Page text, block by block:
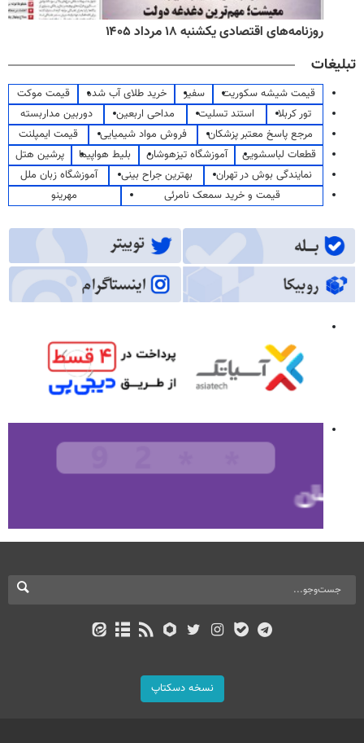
روزنامه‌های اقتصادی یکشنبه ۱۸ مرداد ۱۴۰۵
تبلیغات
قیمت شیشه سکوریت سفیر خرید طلای آب شده
قیمت موکت
تور کربلا
استند تسلیت مداحی اربعین
دوربین مداربسته
مرجع پاسخ معتبر پزشکان
فروش مواد شیمیایی
قیمت ایمپلنت
قطعات لباسشویی
آموزشگاه تیزهوشان بلیط هواپیما
پرشین هتل
نمایندگی بوش در تهران
بهترین جراح بینی
آموزشگاه زبان ملل
قیمت و خرید سمعک نامرئی
مهرینو
نسخه دسکتاپ